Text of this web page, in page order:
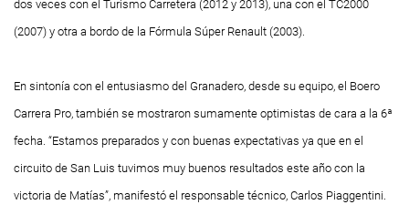
dos veces con el Turismo Carretera (2012 y 2013), una con el TC2000
(2007) y otra a bordo de la Fórmula Súper Renault (2003).
En sintonía con el entusiasmo del Granadero, desde su equipo, el Boero
Carrera Pro, también se mostraron sumamente optimistas de cara a la 6ª
fecha. “Estamos preparados y con buenas expectativas ya que en el
circuito de San Luis tuvimos muy buenos resultados este año con la
victoria de Matías”, manifestó el responsable técnico, Carlos Piaggentini.